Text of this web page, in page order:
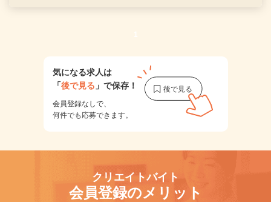
1
気になる求人は
「後で見る 」で保存！
会員登録なしで、
何件でも応募できます。
クリエイトバイト
会員登録のメリット